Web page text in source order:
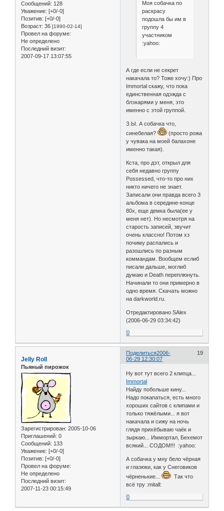
Сообщений: 128
Уважение: [+0/-0]
Позитив: [+0/-0]
Возраст: 36 [1990-02-14]
Провел на форуме:
Не определено
Последний визит:
2007-09-17 13:07:55
Моя собачка по
раскрасу
подошла бы им в
группу 4
участником
:yahoo:
А где если не секрет
накачала то? Тоже хочу:) Про
Immortal скажу, что пока
единственная одэжда с
блэкарями у меня, это
именно с этой группой.
З.Ы. А собачка что,
синебелая?
(просто рожа
у чувака на моей балахоне
именно такая).
Кста, про дэт, открыл для
себя недавно группу
Possessed, что-то про них
никто ничего не знает.
Записали они правда всего 3
альбома в середине-конце
80х, еще демка была(ее у
меня нет). Но несмотря на
старость записей, звучит
очень классно! Потом хз
почиму распались и
разошлись по разным
коммандам. Вообщем еслиб
писали дальше, моглиб
думаю и Death переплюнуть.
Начинали то они примерно в
одно время. Скачать можно
на darkworld.ru.
Отредактировано SAlex
(2006-06-29 03:34:42)
0
Поделиться 19
2006-
06-29 12:30:07
Jelly Roll
Пьяный пирожок
Зарегистрирован: 2005-10-06
Приглашений: 0
Сообщений: 133
Уважение: [+0/-0]
Позитив: [+0/-0]
Провел на форуме:
Не определено
Последний визит:
2007-11-23 00:15:49
Ну вот тут всего 2 клипца...
Immortal
Найду побольше кину...
Надо покапаться, есть много
хороших сайтов с клипами и
только тяжёлыми... я вот
накачала и сижу на ночь
глядя прихёбываю чаёк и
зыркаю... Иммортал, Бехемот
всякий... СОДОМ!!! :yahoo:
А собачка у мну бело чёрная
и глазюки, как у Снеговиков
чёрненькие...
Так что
всё тру :mitall:
0